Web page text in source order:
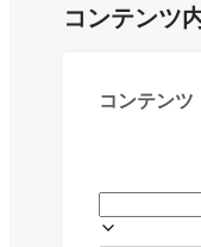
コンテンツ
コンテンツ